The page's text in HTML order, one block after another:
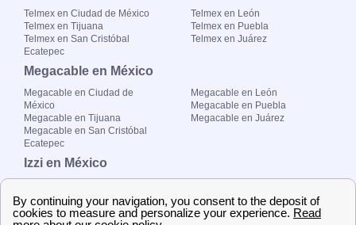
Telmex en Ciudad de México
Telmex en Tijuana
Telmex en San Cristóbal
Ecatepec
Telmex en León
Telmex en Puebla
Telmex en Juárez
Megacable en México
Megacable en Ciudad de
México
Megacable en Tijuana
Megacable en San Cristóbal
Ecatepec
Megacable en León
Megacable en Puebla
Megacable en Juárez
Izzi en México
Izzi en Tijuana
Izzi en San Cristóbal Ecatepec
Izzi en Puebla
Izzi en Juárez